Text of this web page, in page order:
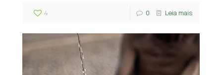
4 0 Leia mais